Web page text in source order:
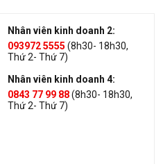
Nhân viên kinh doanh 2:
093972 5555 (8h30- 18h30,
Thứ 2- Thứ 7)
Nhân viên kinh doanh 4:
0843 77 99 88(8h30- 18h30,
Thứ 2- Thứ 7)